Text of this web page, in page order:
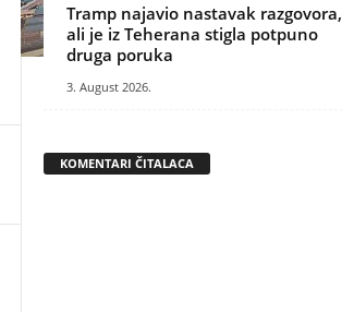
Tramp najavio nastavak razgovora,
ali je iz Teherana stigla potpuno
druga poruka
3. August 2026.
KOMENTARI ČITALACA